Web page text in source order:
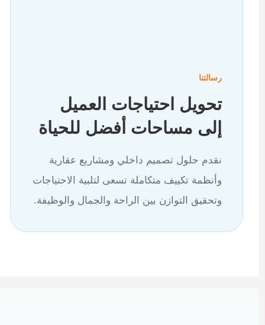
رسالتنا
تحويل احتياجات العميل
إلى مساحات أفضل للحياة
نقدم حلول تصميم داخلي ومشاريع عقارية
وأنظمة تكييف متكاملة تسعى لتلبية الاحتياجات
وتحقيق التوازن بين الراحة والجمال والوظيفة.